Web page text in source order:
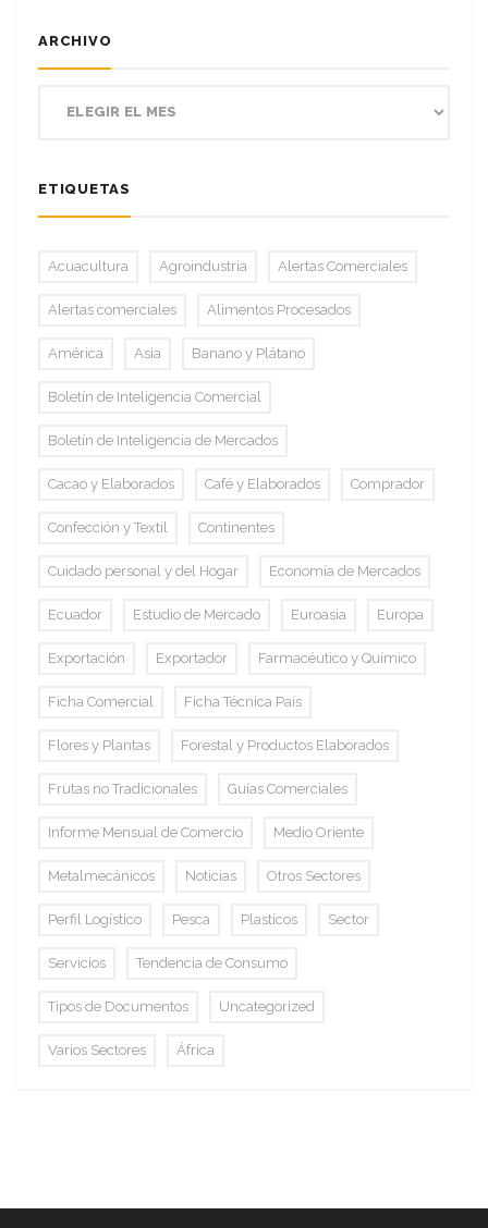
ARCHIVO
ETIQUETAS
Acuacultura Agroindustria Alertas Comerciales
Alertas comerciales Alimentos Procesados
América Asia Banano y Plátano
Boletín de Inteligencia Comercial
Boletín de Inteligencia de Mercados
Cacao y Elaborados Café y Elaborados Comprador
Confección y Textil Continentes
Cuidado personal y del Hogar Economía de Mercados
Ecuador Estudio de Mercado Euroasia Europa
Exportación Exportador Farmacéutico y Químico
Ficha Comercial Ficha Técnica País
Flores y Plantas Forestal y Productos Elaborados
Frutas no Tradicionales Guías Comerciales
Informe Mensual de Comercio Medio Oriente
Metalmecánicos Noticias Otros Sectores
Perfil Logístico Pesca Plasticos Sector
Servicios Tendencia de Consumo
Tipos de Documentos Uncategorized
Varios Sectores África